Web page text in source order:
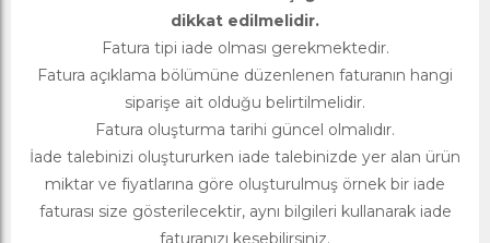
dikkat edilmelidir.
Fatura tipi iade olması gerekmektedir.
Fatura açıklama bölümüne düzenlenen faturanın hangi
siparişe ait olduğu belirtilmelidir.
Fatura oluşturma tarihi güncel olmalıdır.
İade talebinizi oluştururken iade talebinizde yer alan ürün
miktar ve fiyatlarına göre oluşturulmuş örnek bir iade
faturası size gösterilecektir, aynı bilgileri kullanarak iade
faturanızı kesebilirsiniz.